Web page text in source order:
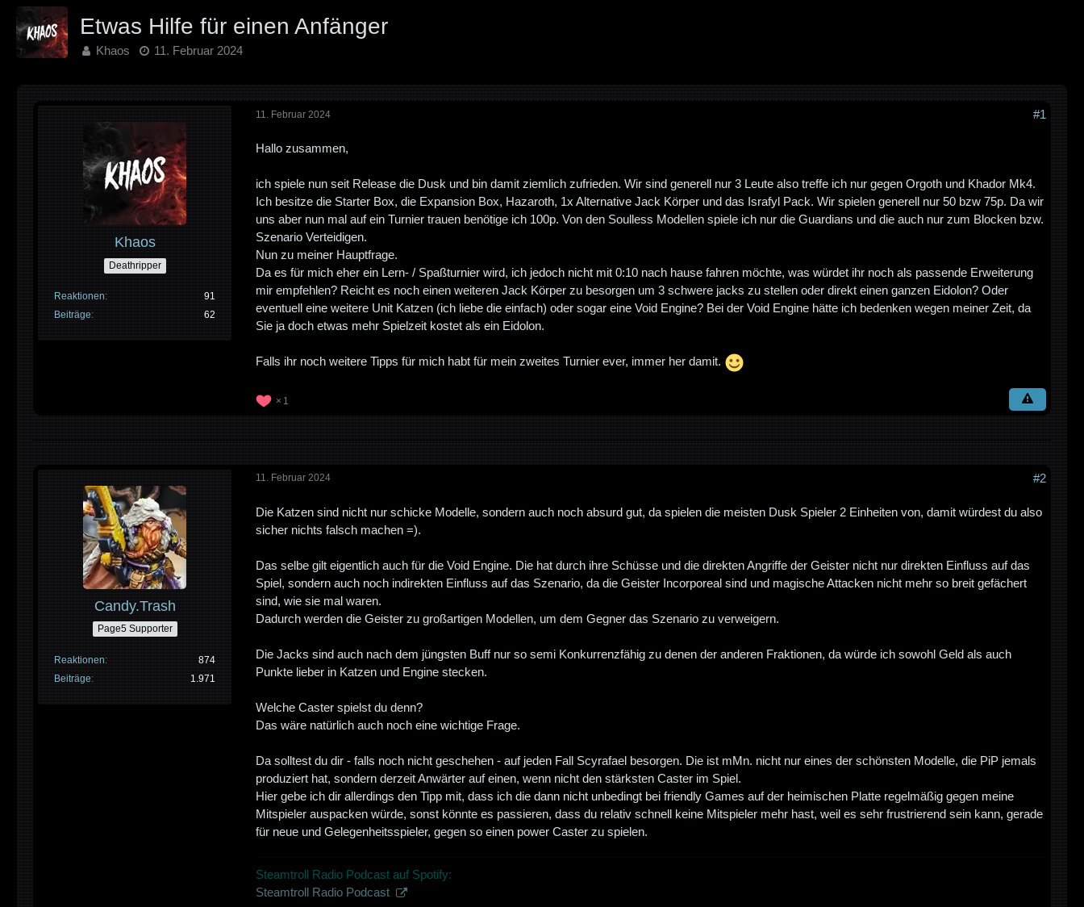
Etwas Hilfe für einen Anfänger
Khaos 11. Februar 2024
Khaos
Deathripper
Reaktionen
91
Beiträge
62
11. Februar 2024 #1
Hallo zusammen,
ich spiele nun seit Release die Dusk und bin damit ziemlich zufrieden. Wir sind generell nur 3 Leute also treffe ich nur gegen Orgoth und Khador Mk4.
Ich besitze die Starter Box, die Expansion Box, Hazaroth, 1x Alternative Jack Körper und das Israfyl Pack. Wir spielen generell nur 50 bzw 75p. Da wir
uns aber nun mal auf ein Turnier trauen benötige ich 100p. Von den Soulless Modellen spiele ich nur die Guardians und die auch nur zum Blocken bzw.
Szenario Verteidigen.
Nun zu meiner Hauptfrage.
Da es für mich eher ein Lern- / Spaßturnier wird, ich jedoch nicht mit 0:10 nach hause fahren möchte, was würdet ihr noch als passende Erweiterung
mir empfehlen? Reicht es noch einen weiteren Jack Körper zu besorgen um 3 schwere jacks zu stellen oder direkt einen ganzen Eidolon? Oder
eventuell eine weitere Unit Katzen (ich liebe die einfach) oder sogar eine Void Engine? Bei der Void Engine hätte ich bedenken wegen meiner Zeit, da
Sie ja doch etwas mehr Spielzeit kostet als ein Eidolon.
Falls ihr noch weitere Tipps für mich habt für mein zweites Turnier ever, immer her damit.
1
Candy.Trash
Page5 Supporter
Reaktionen
874
Beiträge
1.971
11. Februar 2024 #2
Die Katzen sind nicht nur schicke Modelle, sondern auch noch absurd gut, da spielen die meisten Dusk Spieler 2 Einheiten von, damit würdest du also
sicher nichts falsch machen =).
Das selbe gilt eigentlich auch für die Void Engine. Die hat durch ihre Schüsse und die direkten Angriffe der Geister nicht nur direkten Einfluss auf das
Spiel, sondern auch noch indirekten Einfluss auf das Szenario, da die Geister Incorporeal sind und magische Attacken nicht mehr so breit gefächert
sind, wie sie mal waren.
Dadurch werden die Geister zu großartigen Modellen, um dem Gegner das Szenario zu verweigern.
Die Jacks sind auch nach dem jüngsten Buff nur so semi Konkurrenzfähig zu denen der anderen Fraktionen, da würde ich sowohl Geld als auch
Punkte lieber in Katzen und Engine stecken.
Welche Caster spielst du denn?
Das wäre natürlich auch noch eine wichtige Frage.
Da solltest du dir - falls noch nicht geschehen - auf jeden Fall Scyrafael besorgen. Die ist mMn. nicht nur eines der schönsten Modelle, die PiP jemals
produziert hat, sondern derzeit Anwärter auf einen, wenn nicht den stärksten Caster im Spiel.
Hier gebe ich dir allerdings den Tipp mit, dass ich die dann nicht unbedingt bei friendly Games auf der heimischen Platte regelmäßig gegen meine
Mitspieler auspacken würde, sonst könnte es passieren, dass du relativ schnell keine Mitspieler mehr hast, weil es sehr frustrierend sein kann, gerade
für neue und Gelegenheitsspieler, gegen so einen power Caster zu spielen.
Steamtroll Radio Podcast auf Spotify:
Steamtroll Radio Podcast